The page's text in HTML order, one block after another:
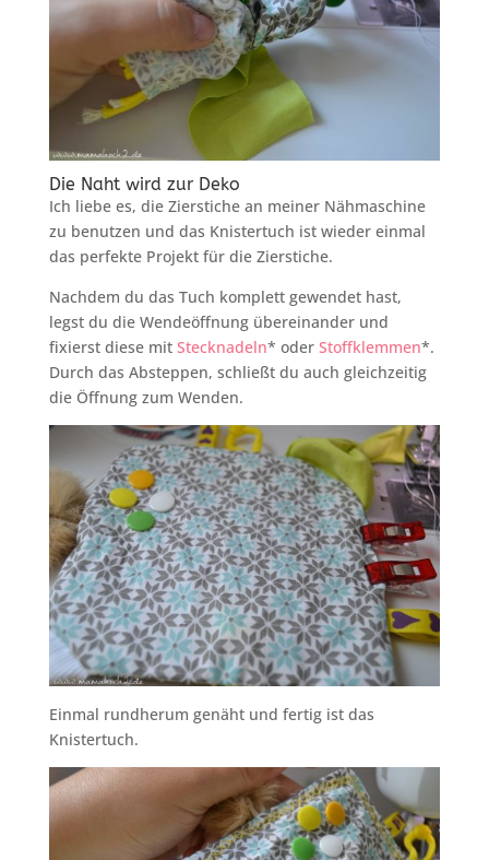
Die Naht wird zur Deko
Ich liebe es, die Zierstiche an meiner Nähmaschine
zu benutzen und das Knistertuch ist wieder einmal
das perfekte Projekt für die Zierstiche.
Nachdem du das Tuch komplett gewendet hast,
legst du die Wendeöffnung übereinander und
fixierst diese mit Stecknadeln* oder Stoffklemmen*.
Durch das Absteppen, schließt du auch gleichzeitig
die Öffnung zum Wenden.
Einmal rundherum genäht und fertig ist das
Knistertuch.